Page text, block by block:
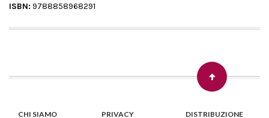
ISBN: 9788858968291
CHI SIAMO PRIVACY DISTRIBUZIONE